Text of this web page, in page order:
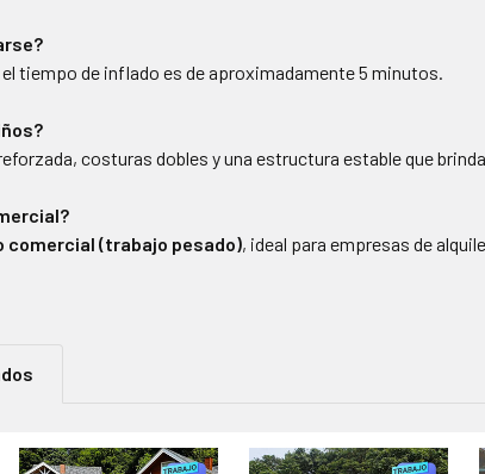
tiempo de inflado es de aproximadamente 5 minutos.
costuras dobles y una estructura estable que
comercial (trabajo pesado), ideal para empresas de